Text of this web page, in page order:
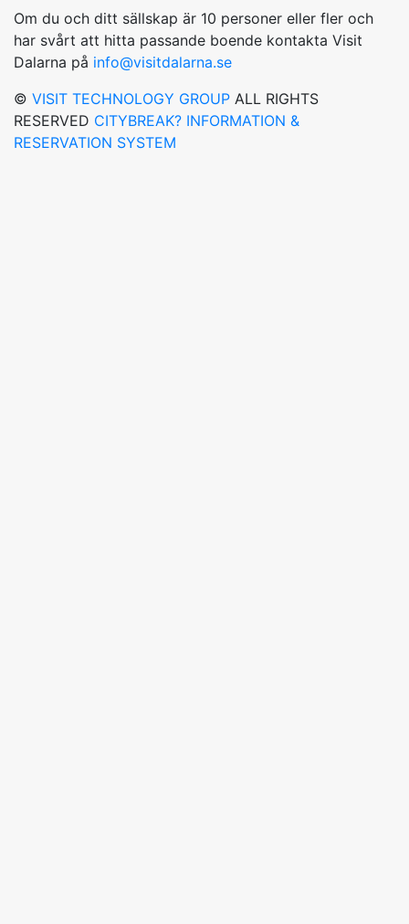
Om du och ditt sällskap är 10 personer eller fler och
har svårt att hitta passande boende kontakta Visit
Dalarna på info@visitdalarna.se
© VISIT TECHNOLOGY GROUP ALL RIGHTS
RESERVED CITYBREAK? INFORMATION &
RESERVATION SYSTEM